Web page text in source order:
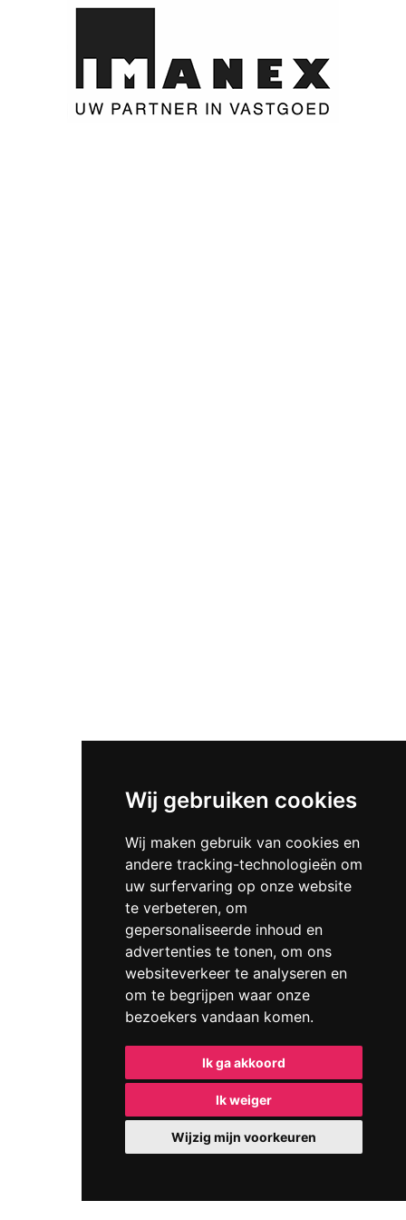
Wij gebruiken cookies
Wij maken gebruik van cookies en
andere tracking-technologieën om
uw surfervaring op onze website
te verbeteren, om
gepersonaliseerde inhoud en
advertenties te tonen, om ons
websiteverkeer te analyseren en
om te begrijpen waar onze
bezoekers vandaan komen.
Ik ga akkoord
Ik weiger
Wijzig mijn voorkeuren